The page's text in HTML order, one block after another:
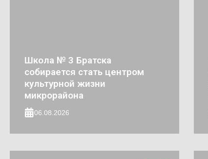
Школа № 3 Братска
собирается стать центром
культурной жизни
микрорайона
06.08.2026